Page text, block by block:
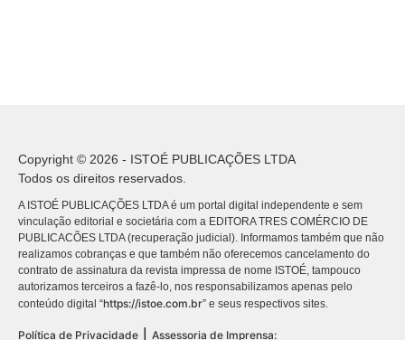
Copyright © 2026 - ISTOÉ PUBLICAÇÕES LTDA
Todos os direitos reservados.
A ISTOÉ PUBLICAÇÕES LTDA é um portal digital independente e sem
vinculação editorial e societária com a EDITORA TRES COMÉRCIO DE
PUBLICACÕES LTDA (recuperação judicial). Informamos também que não
realizamos cobranças e que também não oferecemos cancelamento do
contrato de assinatura da revista impressa de nome ISTOÉ, tampouco
autorizamos terceiros a fazê-lo, nos responsabilizamos apenas pelo
conteúdo digital “https://istoe.com.br” e seus respectivos sites.
Política de Privacidade Assessoria de Imprensa: